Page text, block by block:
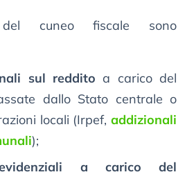
cuneo fiscale sono
sul reddito a carico del
dallo Stato centrale o
locali (Irpef, addizionali
);
a carico del